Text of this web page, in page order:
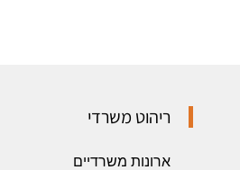
ריהוט משרדי
ארונות משרדיים